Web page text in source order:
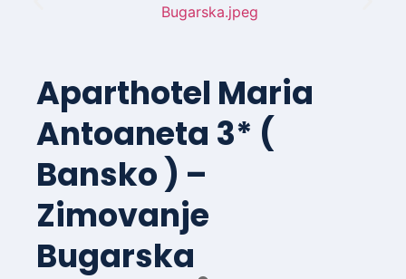
Aparthotel Maria
Antoaneta 3* (
Bansko ) –
Zimovanje
Bugarska